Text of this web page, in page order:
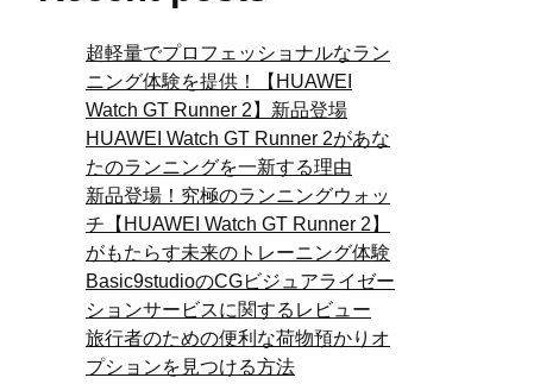
超軽量でプロフェッショナルなラン
ニング体験を提供！【HUAWEI
Watch GT Runner 2】新品登場
HUAWEI Watch GT Runner 2があな
たのランニングを一新する理由
新品登場！究極のランニングウォッ
チ【HUAWEI Watch GT Runner 2】
がもたらす未来のトレーニング体験
Basic9studioのCGビジュアライゼー
ションサービスに関するレビュー
旅行者のための便利な荷物預かりオ
プションを見つける方法